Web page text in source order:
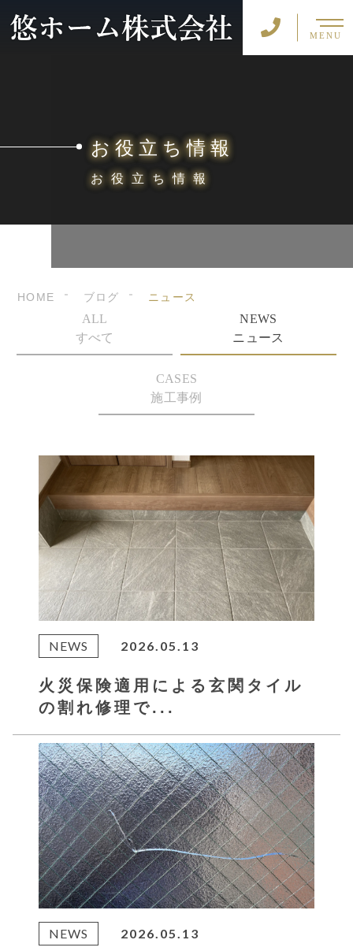
MENU
お役立ち情報
お役立ち情報
HOME ブログ ニュース
ALL
すべて
NEWS
ニュース
CASES
施工事例
NEWS 2026.05.13
火災保険適用による玄関タイル
の割れ修理で...
NEWS 2026.05.13